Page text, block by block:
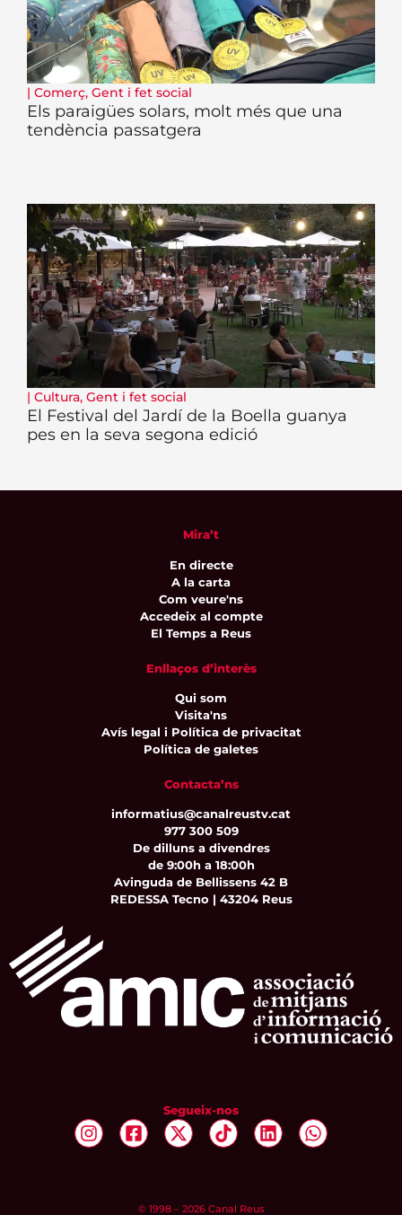
| Comerç, Gent i fet social
Els paraigües solars, molt més que una
tendència passatgera
| Cultura, Gent i fet social
El Festival del Jardí de la Boella guanya
pes en la seva segona edició
Mira’t
En directe
A la carta
Com veure'ns
Accedeix al compte
El Temps a Reus
Enllaços d’interès
Qui som
Visita'ns
Avís legal i Política de privacitat
Política de galetes
Contacta’ns
informatius@canalreustv.cat
977 300 509
De dilluns a divendres
de 9:00h a 18:00h
Avinguda de Bellissens 42 B
REDESSA Tecno | 43204 Reus
Segueix-nos
© 1998 – 2026 Canal Reus